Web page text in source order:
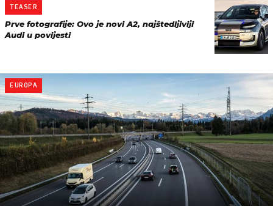
TEASER
Prve fotografije: Ovo je novi A2, najštedljiviji
Audi u povijesti
EUROPA